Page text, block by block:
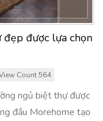
được lựa chọn
Count 564
ngủ biệt thự được
đầu Morehome tạo